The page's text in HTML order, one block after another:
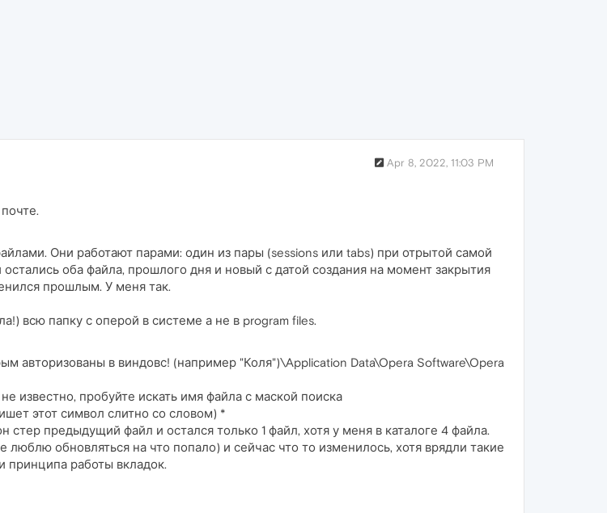
Apr 8, 2022, 11:03 PM
Они работают парами: один из пары (sessions или tabs) при отрытой самой
оба файла, прошлого дня и новый с датой создания на момент закрытия
прошлым. У меня так.
всю папку с оперой в системе а не в program files.
авторизованы в виндовс! (например "Коля")\Application Data\Opera Software\Opera
известно, пробуйте искать имя файла с маской поиска
этот символ слитно со словом) *
стер предыдущий файл и остался только 1 файл, хотя у меня в каталоге 4 файла.
обновляться на что попало) и сейчас что то изменилось, хотя врядли такие
принципа работы вкладок.